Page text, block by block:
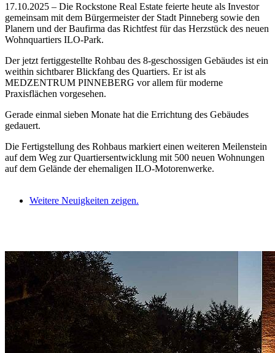
17.10.2025 – Die Rockstone Real Estate feierte heute als Investor
gemeinsam mit dem Bürgermeister der Stadt Pinneberg sowie den
Planern und der Baufirma das Richtfest für das Herzstück des neuen
Wohnquartiers ILO-Park.
Der jetzt fertiggestellte Rohbau des 8-geschossigen Gebäudes ist ein
weithin sichtbarer Blickfang des Quartiers. Er ist als
MEDZENTRUM PINNEBERG vor allem für moderne
Praxisflächen vorgesehen.
Gerade einmal sieben Monate hat die Errichtung des Gebäudes
gedauert.
Die Fertigstellung des Rohbaus markiert einen weiteren Meilenstein
auf dem Weg zur Quartiersentwicklung mit 500 neuen Wohnungen
auf dem Gelände der ehemaligen ILO-Motorenwerke.
Weitere Neuigkeiten zeigen.